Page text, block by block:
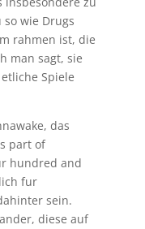
wie Drugs
rahmen ist, die
man sagt, sie
Spiele
das
part of
hundred and
fur
sein.
diese auf